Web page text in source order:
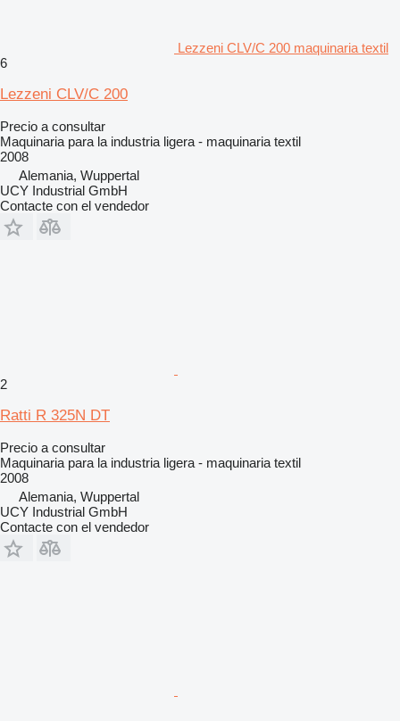
Lezzeni CLV/C 200 maquinaria textil
6
Lezzeni CLV/C 200
Precio a consultar
Maquinaria para la industria ligera - maquinaria textil
2008
Alemania, Wuppertal
UCY Industrial GmbH
Contacte con el vendedor
2
Ratti R 325N DT
Precio a consultar
Maquinaria para la industria ligera - maquinaria textil
2008
Alemania, Wuppertal
UCY Industrial GmbH
Contacte con el vendedor